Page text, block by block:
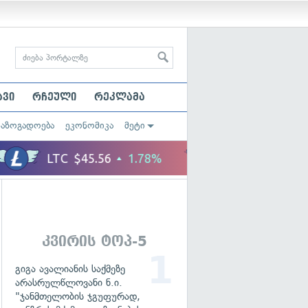
რჩეული რეკლამა
ეკონომიკა მეტი
კვირის ტოპ-5
გიგა ავალიანის საქმეზე
არასრულწლოვანი ნ.ი.
"ჯანმთელობის ჯგუფურად,